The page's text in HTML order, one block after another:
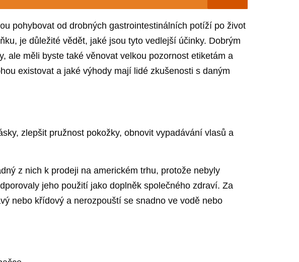
pohybovat od drobných gastrointestinálních potíží po život
je důležité vědět, jaké jsou tyto vedlejší účinky. Dobrým
ale měli byste také věnovat velkou pozornost etiketám a
existovat a jaké výhody mají lidé zkušenosti s daným
zlepšit pružnost pokožky, obnovit vypadávání vlasů a
z nich k prodeji na americkém trhu, protože nebyly
jeho použití jako doplněk společného zdraví. Za
nebo křídový a nerozpouští se snadno ve vodě nebo